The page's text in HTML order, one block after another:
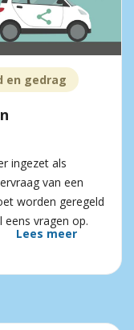
en gedrag
ingezet als
van een
worden geregeld
vragen op.
Lees meer